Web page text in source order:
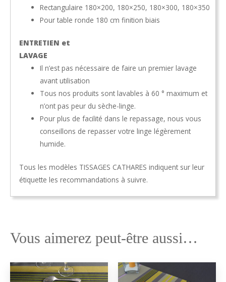
Rectangulaire 180×200, 180×250, 180×300, 180×350
Pour table ronde 180 cm finition biais
ENTRETIEN et
LAVAGE
Il n’est pas nécessaire de faire un premier lavage
avant utilisation
Tous nos produits sont lavables à 60 ° maximum et
n’ont pas peur du sèche-linge.
Pour plus de facilité dans le repassage, nous vous
conseillons de repasser votre linge légèrement
humide.
Tous les modèles TISSAGES CATHARES indiquent sur leur
étiquette les recommandations à suivre.
Vous aimerez peut-être aussi…